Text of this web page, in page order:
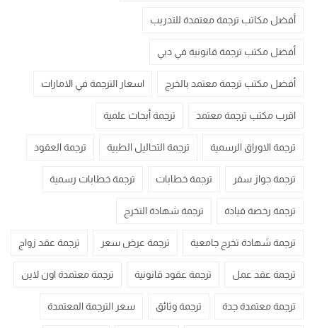
أفضل مكاتب ترجمة معتمدة للتدريب
أفضل مكتب ترجمة قانونية في دبي
أفضل مكتب ترجمة معتمد بالخرج اسعار الترجمة في الامارات
اقرب مكتب ترجمة معتمد ترجمة أبحاث علمية
ترجمة الاوراق الرسمية ترجمة التحاليل الطبية ترجمة العقود
ترجمة جواز سفر ترجمة خطابات ترجمة خطابات رسمية
ترجمة رخصة قيادة ترجمة شهادة التخرج
ترجمة شهادة تخرج جامعية ترجمة عرض سعر ترجمة عقد زواج
ترجمة عقد عمل ترجمة عقود قانونية ترجمة معتمدة اون لاين
ترجمة معتمدة جدة ترجمة وثائق سعر الترجمة المعتمدة